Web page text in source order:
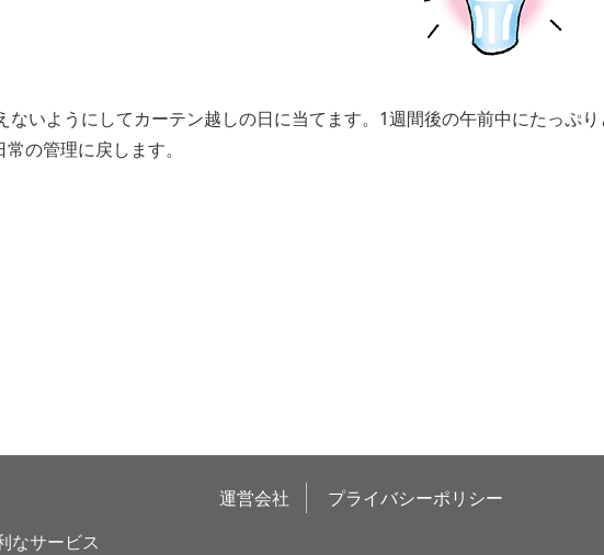
ないようにしてカーテン越しの日に当てます。1週間後の午前中にたっぷ
の管理に戻します。
運営会社
プライバシーポリシー
なサービス